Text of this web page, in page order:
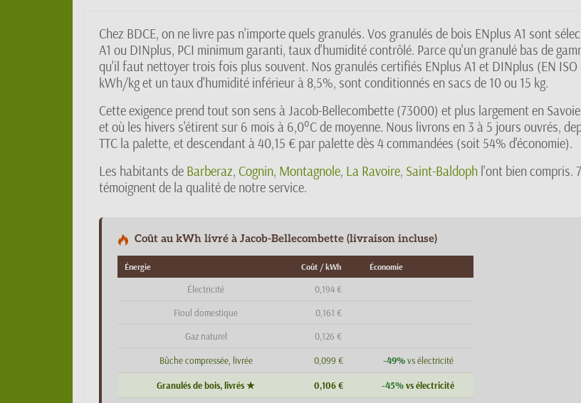
Chez BDCE, on ne livre pas n'importe quels granulés. Vos granulés de bois ENplus A1 sont
A1 ou DINplus, PCI minimum garanti, taux d'humidité contrôlé. Parce qu'un granulé bas de
qu'il faut nettoyer trois fois plus souvent. Nos granulés certifiés ENplus A1 et DINplus (EN
kWh/kg et un taux d'humidité inférieur à 8,5%, sont conditionnés en sacs de 10 ou 15 kg.
Cette exigence prend tout son sens à Jacob-Bellecombette (73000) et plus largement en
et où les hivers s'étirent sur 6 mois à 6,0°C de moyenne. Nous livrons en 3 à 5 jours ouvrés,
TTC la palette, et descendant à 40,15 € par palette dès 4 commandées (soit 54% d'économie).
Les habitants de Barberaz, Cognin, Montagnole, La Ravoire, Saint-Baldoph l'ont bien compris.
témoignent de la qualité de notre service.
Coût au kWh livré à Jacob-Bellecombette (livraison incluse)
Énergie Coût / kWh Économie
Électricité 0,194 €
Fioul domestique 0,161 €
Gaz naturel 0,126 €
Bûche compressée, livrée 0,099 € -49%vs électricité
Granulés de bois, livrés ★ 0,106 € -45%vs électricité